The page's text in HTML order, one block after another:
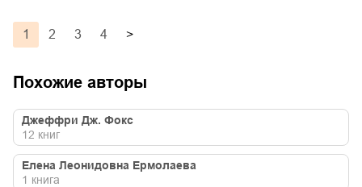
1 2 3 4 >
Похожие авторы
Джеффри Дж. Фокс
12 книг
Елена Леонидовна Ермолаева
1 книга